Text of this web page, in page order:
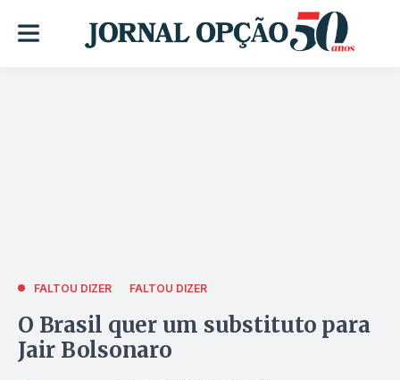
FALTOU DIZER FALTOU DIZER
O Brasil quer um substituto para
Jair Bolsonaro